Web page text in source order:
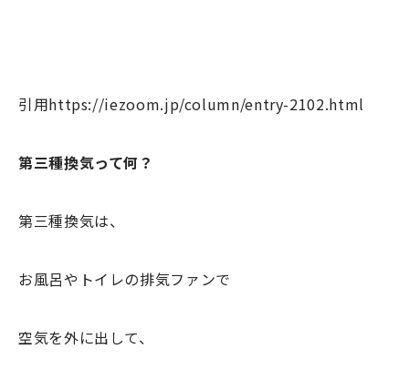
引用https://iezoom.jp/column/entry-2102.html
第三種換気って何？
第三種換気は、
お風呂やトイレの排気ファンで
空気を外に出して、